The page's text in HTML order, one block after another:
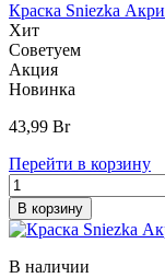
Краска Sniezka
Хит
Советуем
Акция
Новинка
43,99 Br
Перейти в корзину
В корзину
В наличии